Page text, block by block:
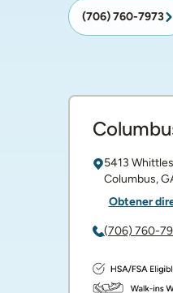
(706) 760-7973
5413
Columbus,
Obtener
(706) 760-